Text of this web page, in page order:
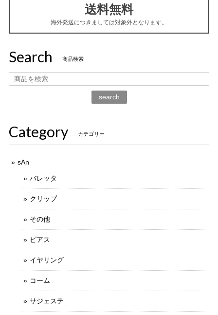
送料無料
海外発送につきましては対象外となります。
Search 商品検索
search
Category カテゴリー
sAn
バレッタ
クリップ
その他
ピアス
イヤリング
コーム
サジェステ